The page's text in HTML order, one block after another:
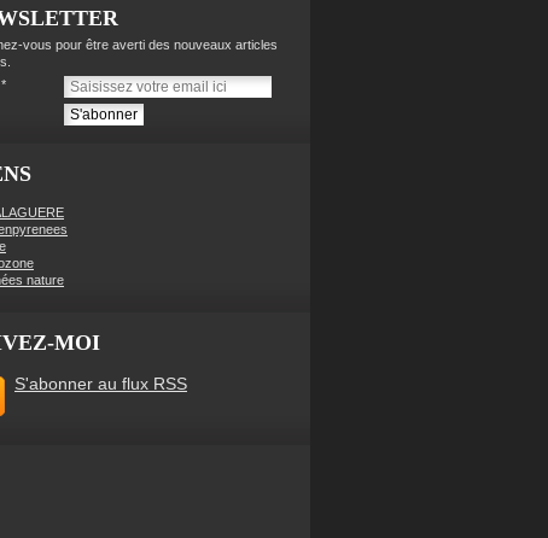
vous pour être averti des nouveaux articles
nature
MOI
S'abonner au flux RSS